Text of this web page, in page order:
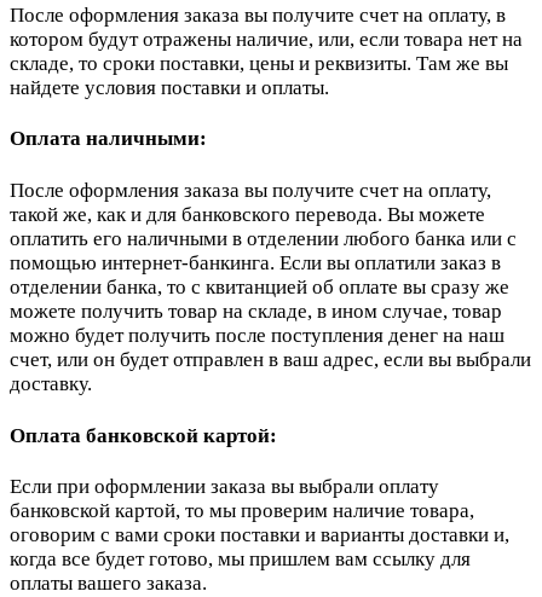
После оформления заказа вы получите счет на оплату, в
котором будут отражены наличие, или, если товара нет на
складе, то сроки поставки, цены и реквизиты. Там же вы
найдете условия поставки и оплаты.
Оплата наличными:
После оформления заказа вы получите счет на оплату,
такой же, как и для банковского перевода. Вы можете
оплатить его наличными в отделении любого банка или с
помощью интернет-банкинга. Если вы оплатили заказ в
отделении банка, то с квитанцией об оплате вы сразу же
можете получить товар на складе, в ином случае, товар
можно будет получить после поступления денег на наш
счет, или он будет отправлен в ваш адрес, если вы выбрали
доставку.
Оплата банковской картой:
Если при оформлении заказа вы выбрали оплату
банковской картой, то мы проверим наличие товара,
оговорим с вами сроки поставки и варианты доставки и,
когда все будет готово, мы пришлем вам ссылку для
оплаты вашего заказа.